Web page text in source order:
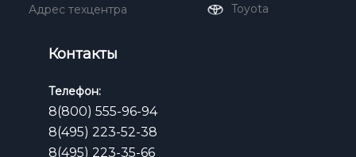
Адрес техцентра
Toyota
Контакты
Телефон:
8(800) 555-96-94
8(495) 223-52-38
8(495) 223-35-66